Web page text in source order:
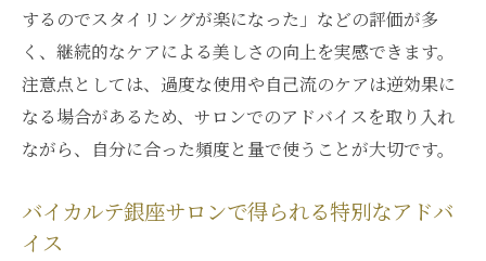
するのでスタイリングが楽になった」などの評価が多
く、継続的なケアによる美しさの向上を実感できます。
注意点としては、過度な使用や自己流のケアは逆効果に
なる場合があるため、サロンでのアドバイスを取り入れ
ながら、自分に合った頻度と量で使うことが大切です。
バイカルテ銀座サロンで得られる特別なアドバ
イス